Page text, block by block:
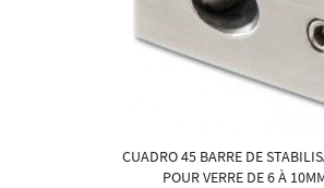
CUADRO 45 BARRE DE
POUR VERRE DE 6 À